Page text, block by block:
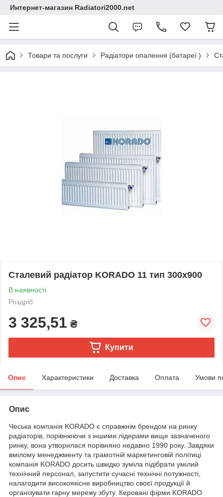
Интернет-магазин Radiatori2000.net
Товари та послуги Радіатори опалення (батареї )
Сталевий радіатор KORADO 11 тип 300х900
В наявності
Роздріб
3 325,51 ₴
Купити
Опис Характеристики Доставка Оплата Умови
Опис
Чеська компанія KORADO є справжнім брендом на ринку
радіаторів, порівнюючи з іншими лідерами вище зазначеного
ринку, вона утворилася порівняно недавно 1990 року. Завдяки
вмілому менеджменту та грамотній маркетинговій політиці
компанія KORADO досить швидко зуміла підібрати умілий
технічний персонал, запустити сучасні технічні потужності,
налагодити високоякісне виробництво своєї продукції й
організувати гарну мережу збуту. Керовані фірми KORADO